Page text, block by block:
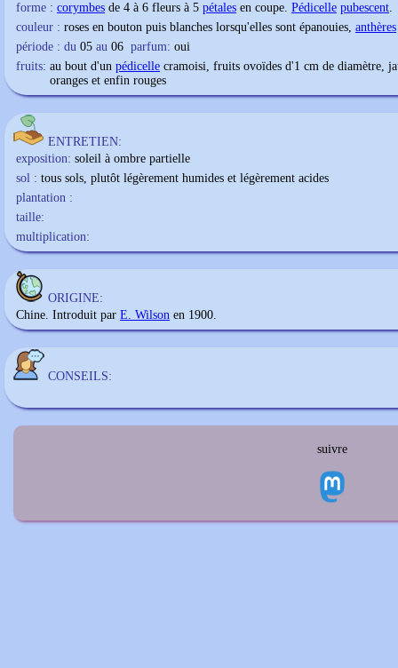
forme : corymbes de 4 à 6 fleurs à 5 pétales en coupe. Pédicelle pubescent.
couleur : roses en bouton puis blanches lorsqu'elles sont épanouies, anthères
période : du 05 au 06 parfum: oui
fruits: au bout d'un pédicelle cramoisi, fruits ovoïdes d'1 cm de diamètre,
oranges et enfin rouges
ENTRETIEN:
exposition: soleil à ombre partielle
sol : tous sols, plutôt légèrement humides et légèrement acides
plantation :
taille:
multiplication:
ORIGINE:
Chine. Introduit par E. Wilson en 1900.
CONSEILS:
suivre